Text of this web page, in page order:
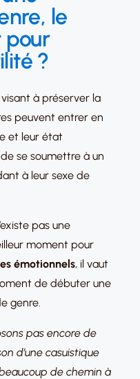
le
pour
?
à préserver la
peuvent entrer en
et leur état
se soumettre à un
à leur sexe de
pas une
moment pour
émotionnels, il vaut
de débuter une
genre.
pas encore de
d’une casuistique
de chemin à